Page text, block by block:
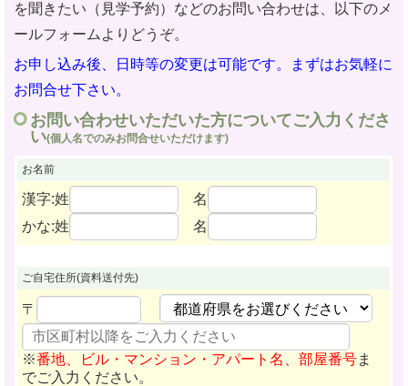
を聞きたい（見学予約）などのお問い合わせは、以下のメ
ールフォームよりどうぞ。
お申し込み後、日時等の変更は可能です。まずはお気軽に
お問合せ下さい。
お問い合わせいただいた方についてご入力くださ
い(個人名でのみお問合せいただけます)
お名前
漢字:姓
名
かな:姓
名
ご自宅住所(資料送付先)
〒
※番地、ビル・マンション・アパート名、部屋番号ま
でご入力ください。